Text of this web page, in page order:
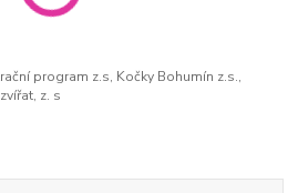
program z.s, Kočky Bohumín z.s.,
z. s